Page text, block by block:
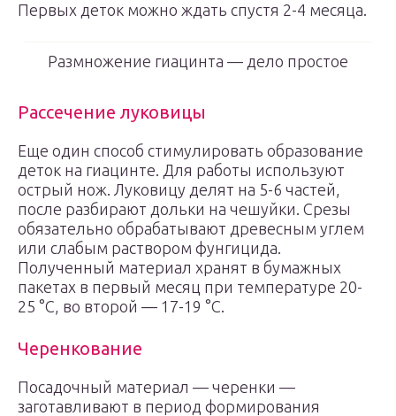
Первых деток можно ждать спустя 2-4 месяца.
Размножение гиацинта — дело простое
Рассечение луковицы
Еще один способ стимулировать образование
деток на гиацинте. Для работы используют
острый нож. Луковицу делят на 5-6 частей,
после разбирают дольки на чешуйки. Срезы
обязательно обрабатывают древесным углем
или слабым раствором фунгицида.
Полученный материал хранят в бумажных
пакетах в первый месяц при температуре 20-
25 °С, во второй — 17-19 °С.
Черенкование
Посадочный материал — черенки —
заготавливают в период формирования